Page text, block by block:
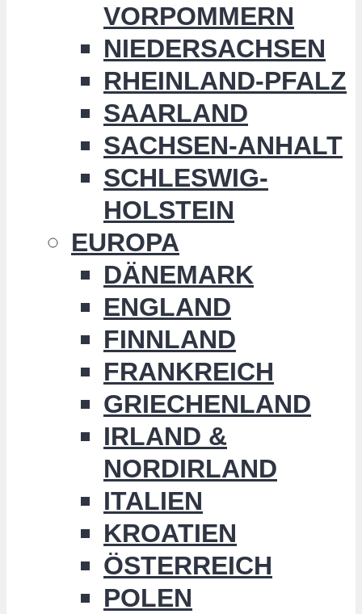
VORPOMMERN
NIEDERSACHSEN
RHEINLAND-PFALZ
SAARLAND
SACHSEN-ANHALT
SCHLESWIG-
HOLSTEIN
EUROPA
DÄNEMARK
ENGLAND
FINNLAND
FRANKREICH
GRIECHENLAND
IRLAND &
NORDIRLAND
ITALIEN
KROATIEN
ÖSTERREICH
POLEN